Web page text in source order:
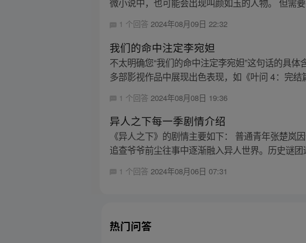
1 个回答2024年08月09日 22:32
我们的命中注定李宛妲
不太明确您“我们的命中注定李宛妲”这句话的具
多部影视作品中展现出色表现，如《叶问 4：完结
1 个回答 2024年08月08日 19:36
异人之下每一季剧情介绍
《异人之下》的剧情主要如下： 普通青年张楚
追查爷爷前尘往事中逐渐融入异人世界。历史谜
1 个回答 2024年08月06日 07:31
热门问答